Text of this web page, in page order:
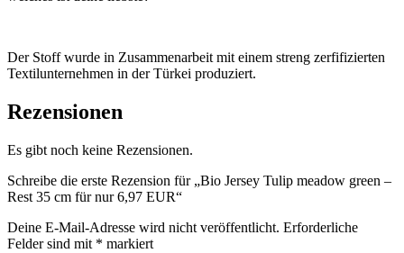
Der Stoff wurde in Zusammenarbeit mit einem streng zerfifizierten
Textilunternehmen in der Türkei produziert.
Rezensionen
Es gibt noch keine Rezensionen.
Schreibe die erste Rezension für „Bio Jersey Tulip meadow green –
Rest 35 cm für nur 6,97 EUR“
Deine E-Mail-Adresse wird nicht veröffentlicht. Erforderliche
Felder sind mit * markiert